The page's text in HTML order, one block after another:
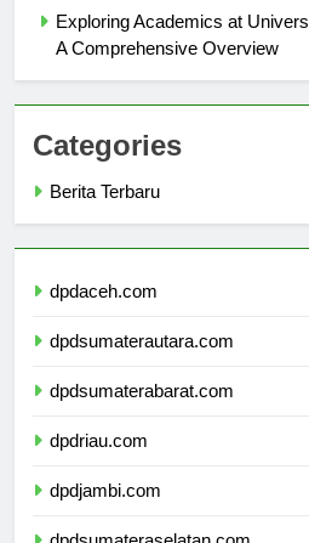
Exploring Academics at
Categories